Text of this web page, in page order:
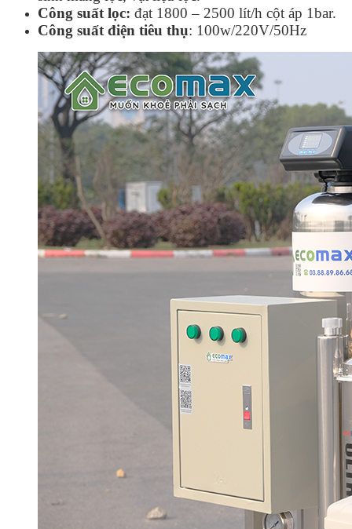
Công suất lọc: đạt 1800 – 2500 lít/h cột áp 1bar.
Công suất điện tiêu thụ: 100w/220V/50Hz